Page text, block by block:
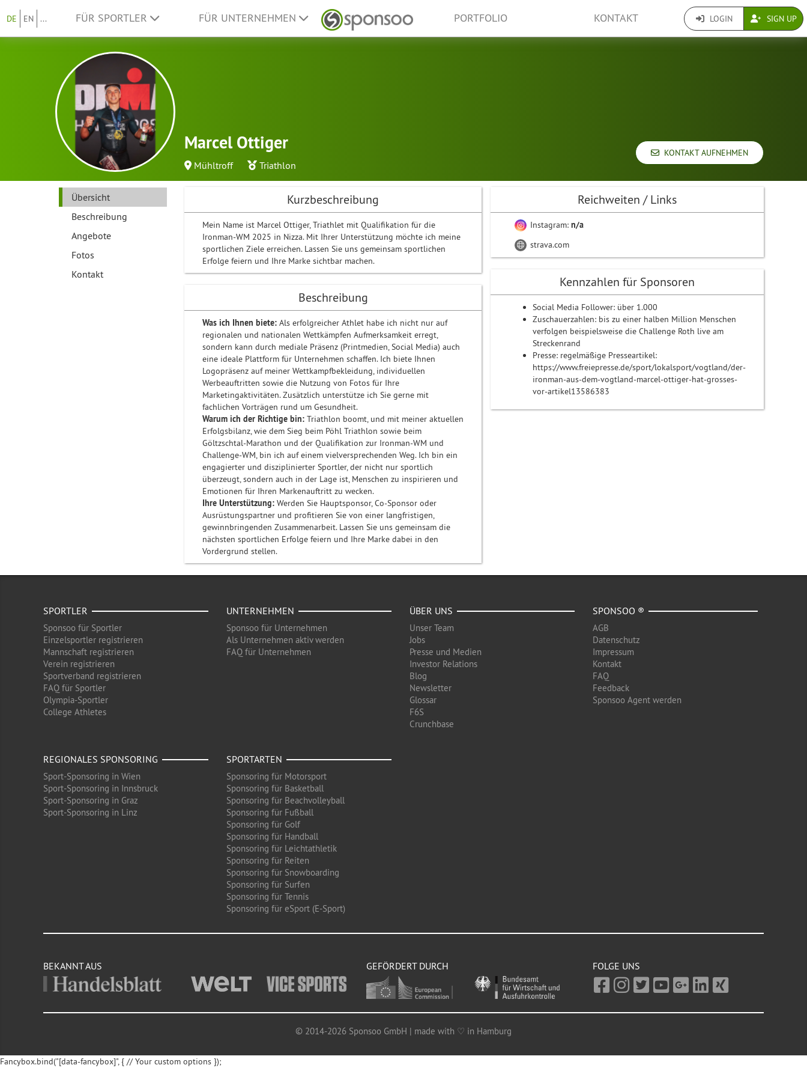
DE EN ... FÜR SPORTLER FÜR UNTERNEHMEN PORTFOLIO KONTAKT LOGIN SIGN UP
Marcel Ottiger
Mühltroff Triathlon
KONTAKT AUFNEHMEN
Übersicht
Beschreibung
Angebote
Fotos
Kontakt
Kurzbeschreibung
Mein Name ist Marcel Ottiger, Triathlet mit Qualifikation für die
Ironman-WM 2025 in Nizza. Mit Ihrer Unterstützung möchte ich meine
sportlichen Ziele erreichen. Lassen Sie uns gemeinsam sportlichen
Erfolge feiern und Ihre Marke sichtbar machen.
Beschreibung
Was ich Ihnen biete: Als erfolgreicher Athlet habe ich nicht nur auf
regionalen und nationalen Wettkämpfen Aufmerksamkeit erregt,
sondern kann durch mediale Präsenz (Printmedien, Social Media) auch
eine ideale Plattform für Unternehmen schaffen. Ich biete Ihnen
Logopräsenz auf meiner Wettkampfbekleidung, individuellen
Werbeauftritten sowie die Nutzung von Fotos für Ihre
Marketingaktivitäten. Zusätzlich unterstütze ich Sie gerne mit
fachlichen Vorträgen rund um Gesundheit.
Warum ich der Richtige bin: Triathlon boomt, und mit meiner aktuellen
Erfolgsbilanz, wie dem Sieg beim Pöhl Triathlon sowie beim
Göltzschtal-Marathon und der Qualifikation zur Ironman-WM und
Challenge-WM, bin ich auf einem vielversprechenden Weg. Ich bin ein
engagierter und disziplinierter Sportler, der nicht nur sportlich
überzeugt, sondern auch in der Lage ist, Menschen zu inspirieren und
Emotionen für Ihren Markenauftritt zu wecken.
Ihre Unterstützung: Werden Sie Hauptsponsor, Co-Sponsor oder
Ausrüstungspartner und profitieren Sie von einer langfristigen,
gewinnbringenden Zusammenarbeit. Lassen Sie uns gemeinsam die
nächsten sportlichen Erfolge feiern und Ihre Marke dabei in den
Vordergrund stellen.
Reichweiten / Links
Instagram: n/a
strava.com
Kennzahlen für Sponsoren
Social Media Follower: über 1.000
Zuschauerzahlen: bis zu einer halben Million Menschen
verfolgen beispielsweise die Challenge Roth live am
Streckenrand
Presse: regelmäßige Presseartikel:
https://www.freiepresse.de/sport/lokalsport/vogtland/der-
ironman-aus-dem-vogtland-marcel-ottiger-hat-grosses-
vor-artikel13586383
SPORTLER
Sponsoo für Sportler
Einzelsportler registrieren
Mannschaft registrieren
Verein registrieren
Sportverband registrieren
FAQ für Sportler
Olympia-Sportler
College Athletes
UNTERNEHMEN
Sponsoo für Unternehmen
Als Unternehmen aktiv werden
FAQ für Unternehmen
ÜBER UNS
Unser Team
Jobs
Presse und Medien
Investor Relations
Blog
Newsletter
Glossar
F6S
Crunchbase
SPONSOO ®
AGB
Datenschutz
Impressum
Kontakt
FAQ
Feedback
Sponsoo Agent werden
REGIONALES SPONSORING
Sport-Sponsoring in Wien
Sport-Sponsoring in Innsbruck
Sport-Sponsoring in Graz
Sport-Sponsoring in Linz
SPORTARTEN
Sponsoring für Motorsport
Sponsoring für Basketball
Sponsoring für Beachvolleyball
Sponsoring für Fußball
Sponsoring für Golf
Sponsoring für Handball
Sponsoring für Leichtathletik
Sponsoring für Reiten
Sponsoring für Snowboarding
Sponsoring für Surfen
Sponsoring für Tennis
Sponsoring für eSport (E-Sport)
BEKANNT AUS GEFÖRDERT DURCH FOLGE UNS
© 2014-2026 Sponsoo GmbH | made with ♡ in Hamburg
Fancybox.bind("[data-fancybox]", { // Your custom options });